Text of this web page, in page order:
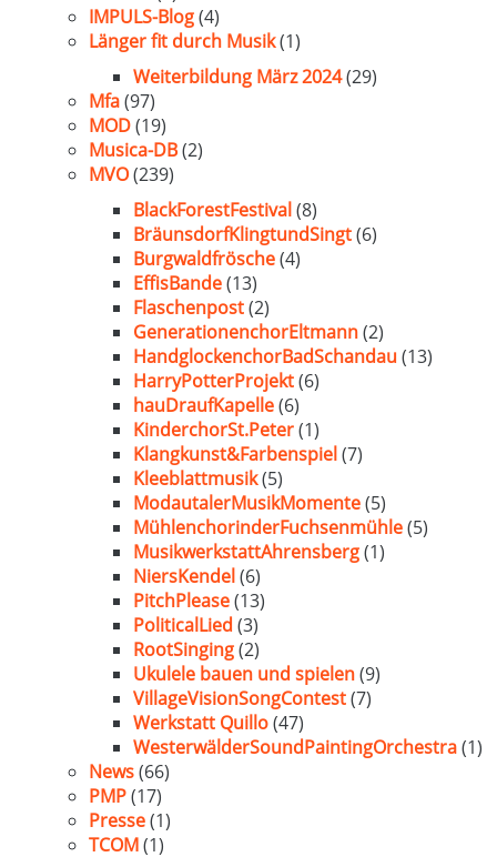
IMPULS-Blog(4)
Länger fit durch Musik(1)
Weiterbildung März 2024(29)
Mfa(97)
MOD(19)
Musica-DB(2)
MVO(239)
BlackForestFestival(8)
BräunsdorfKlingtundSingt(6)
Burgwaldfrösche(4)
EffisBande(13)
Flaschenpost(2)
GenerationenchorEltmann(2)
HandglockenchorBadSchandau(13)
HarryPotterProjekt(6)
hauDraufKapelle(6)
KinderchorSt.Peter(1)
Klangkunst&Farbenspiel(7)
Kleeblattmusik(5)
ModautalerMusikMomente(5)
MühlenchorinderFuchsenmühle(5)
MusikwerkstattAhrensberg(1)
NiersKendel(6)
PitchPlease(13)
PoliticalLied (3)
RootSinging(2)
Ukulele bauen und spielen(9)
VillageVisionSongContest(7)
Werkstatt Quillo(47)
WesterwälderSoundPaintingOrchestra(1)
News(66)
PMP(17)
Presse(1)
TCOM(1)